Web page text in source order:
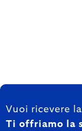
FOOTER
Vuoi ricevere
Ti offriamo la